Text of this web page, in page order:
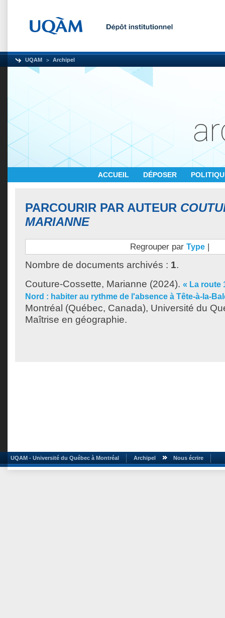
UQAM Archipel
ACCUEIL DÉPOSER
PARCOURIR PAR AUTEUR
MARIANNE
Regrouper par Type |
Nombre de documents archivés : 1.
Couture-Cossette, Marianne (2024). « La route
Nord : habiter au rythme de l'absence à Tête-à-la-
Montréal (Québec, Canada), Université du
Maîtrise en géographie.
UQAM - Université du Québec à Montréal Archipel Nous écrire